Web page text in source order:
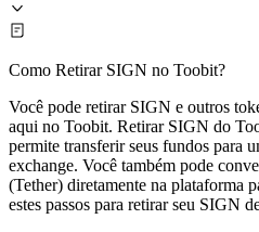
Como Retirar SIGN no Toobit?
Você pode retirar SIGN e outros
aqui no Toobit. Retirar SIGN do
permite transferir seus fundos para
exchange. Você também pode
(Tether) diretamente na plataforma
estes passos para retirar seu SIGN